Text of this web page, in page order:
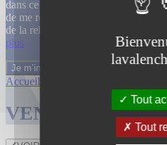
dans ce formulaire soient utilisées,
de me recontacter, pour m’envoyer
de la relation commerciale qui
plus
Accueil
VENTES
Tout
Tout